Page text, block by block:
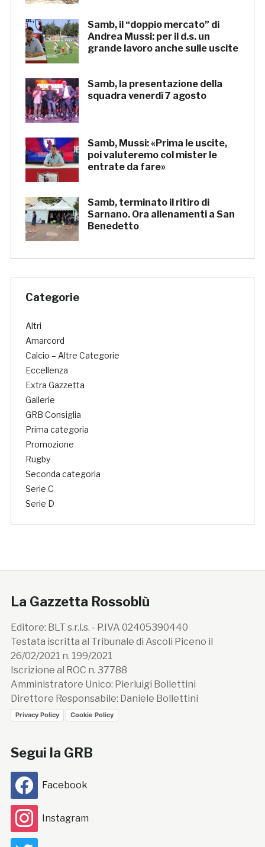
Samb, il “doppio mercato” di
Andrea Mussi: per il d.s. un
grande lavoro anche sulle uscite
Samb, la presentazione della
squadra venerdì 7 agosto
Samb, Mussi: «Prima le uscite,
poi valuteremo col mister le
entrate da fare»
Samb, terminato il ritiro di
Sarnano. Ora allenamenti a San
Benedetto
Categorie
Altri
Amarcord
Calcio – Altre Categorie
Eccellenza
Extra Gazzetta
Gallerie
GRB Consiglia
Prima categoria
Promozione
Rugby
Seconda categoria
Serie C
Serie D
La Gazzetta Rossoblù
Editore: BLT s.r.l.s. - P.IVA 02405390440
Testata iscritta al Tribunale di Ascoli Piceno il
26/02/2021 n. 199/2021
Iscrizione al ROC n. 37788
Amministratore Unico: Pierluigi Bollettini
Direttore Responsabile: Daniele Bollettini
Privacy Policy Cookie Policy
Segui la GRB
Facebook
Instagram